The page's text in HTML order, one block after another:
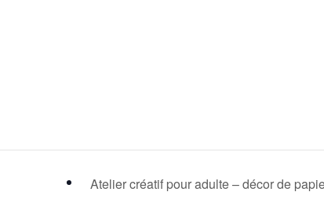
Atelier créatif pour adulte – décor de